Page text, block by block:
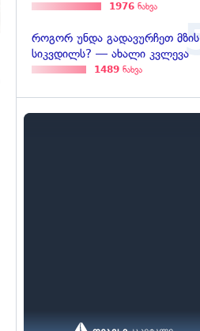
1976 ნახვა
როგორ უნდა გადავურჩეთ მზის
სიკვდილს? — ახალი კვლევა
1489 ნახვა